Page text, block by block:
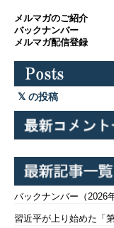
メルマガのご紹介
バックナンバー
メルマガ配信登録
の投稿
バックナンバー（2026
習近平が上り始めた「